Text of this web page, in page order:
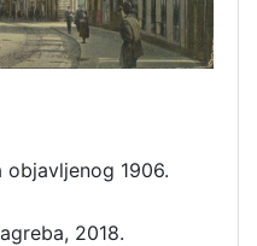
1906.
2018.